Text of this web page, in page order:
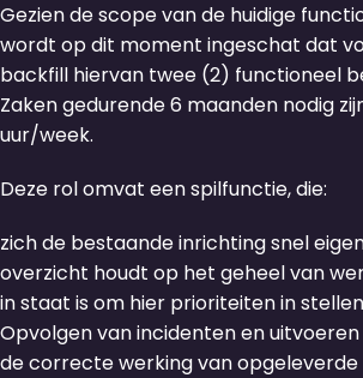
Gezien de scope van de huidige
wordt op dit moment ingeschat dat
backfill hiervan twee (2) functioneel
Zaken gedurende 6 maanden nodig
uur/week.
Deze rol omvat een spilfunctie, die:
zich de bestaande inrichting snel
overzicht houdt op het geheel van
in staat is om hier prioriteiten in
Opvolgen van incidenten en
de correcte werking van